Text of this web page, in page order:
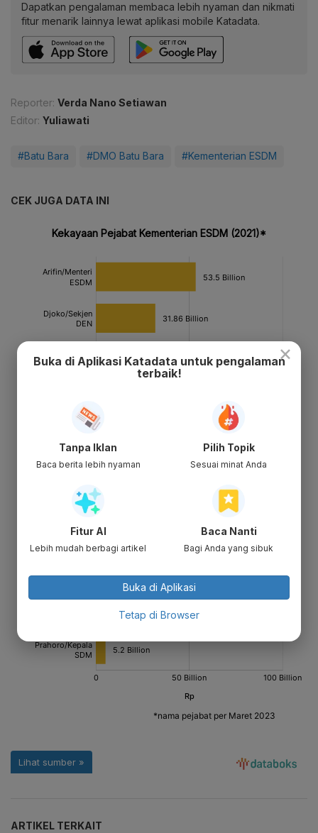
Dapatkan pengalaman membaca lebih nyaman dan nikmati
fitur menarik lainnya lewat aplikasi mobile Katadata.
Reporter: Verda Nano Setiawan
Editor: Yuliawati
#Batu Bara #DMO Batu Bara #Kementerian ESDM
CEK JUGA DATA INI
ARTIKEL TERKAIT
×
Buka di Aplikasi Katadata untuk pengalaman
terbaik!
Tanpa Iklan
Baca berita lebih nyaman
Pilih Topik
Sesuai minat Anda
Fitur AI
Lebih mudah berbagi artikel
Baca Nanti
Bagi Anda yang sibuk
Buka di Aplikasi
Tetap di Browser